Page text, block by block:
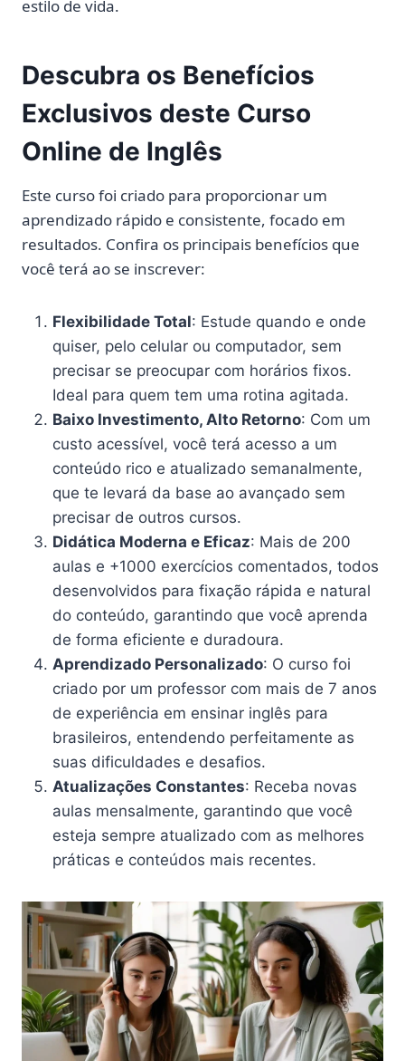
estilo de vida.
Descubra os Benefícios
Exclusivos deste Curso
Online de Inglês
Este curso foi criado para proporcionar um
aprendizado rápido e consistente, focado em
resultados. Confira os principais benefícios que
você terá ao se inscrever:
Flexibilidade Total: Estude quando e onde
quiser, pelo celular ou computador, sem
precisar se preocupar com horários fixos.
Ideal para quem tem uma rotina agitada.
Baixo Investimento, Alto Retorno: Com um
custo acessível, você terá acesso a um
conteúdo rico e atualizado semanalmente,
que te levará da base ao avançado sem
precisar de outros cursos.
Didática Moderna e Eficaz: Mais de 200
aulas e +1000 exercícios comentados, todos
desenvolvidos para fixação rápida e natural
do conteúdo, garantindo que você aprenda
de forma eficiente e duradoura.
Aprendizado Personalizado: O curso foi
criado por um professor com mais de 7 anos
de experiência em ensinar inglês para
brasileiros, entendendo perfeitamente as
suas dificuldades e desafios.
Atualizações Constantes: Receba novas
aulas mensalmente, garantindo que você
esteja sempre atualizado com as melhores
práticas e conteúdos mais recentes.